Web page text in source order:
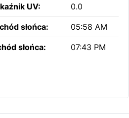
UV: 0.0
słońca: 05:58 AM
słońca: 07:43 PM